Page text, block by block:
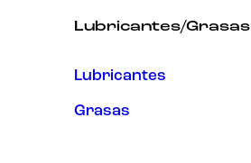
Lubricantes/Grasas
Lubricantes
Grasas